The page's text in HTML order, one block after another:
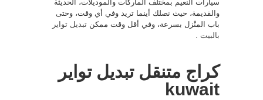
سيارات النعيم بمختلف الماركات والموديلات، الحديثة
والقديمة، حيث نصلك أينما تريد وفي أي وقت، وحتى
باب المنْزل بسرعة، وفي أقل وقت ممكن تبديل تواير
بالبيت .
كراج متنقل تبديل تواير
kuwait